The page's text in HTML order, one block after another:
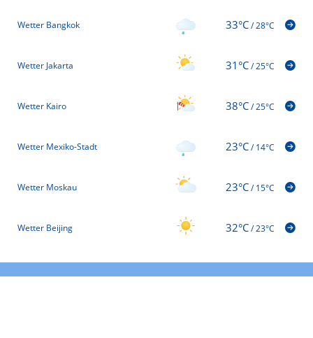
Wetter Bangkok 33°C/28°C
Wetter Jakarta 31°C/25°C
Wetter Kairo 38°C/25°C
Wetter Mexiko-Stadt 23°C/14°C
Wetter Moskau 23°C/15°C
Wetter Beijing 32°C/23°C